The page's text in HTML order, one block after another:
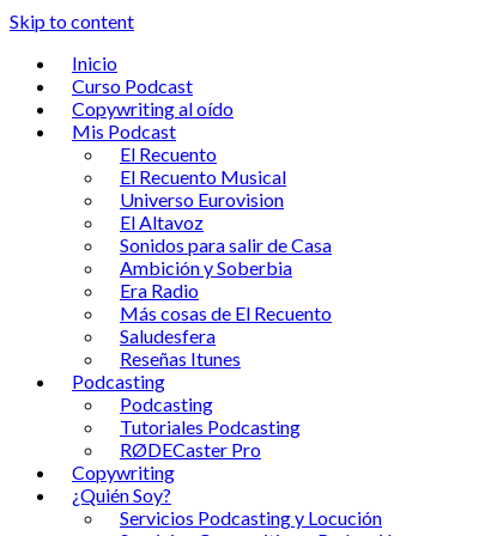
Skip to content
Inicio
Curso Podcast
Copywriting al oído
Mis Podcast
El Recuento
El Recuento Musical
Universo Eurovision
El Altavoz
Sonidos para salir de Casa
Ambición y Soberbia
Era Radio
Más cosas de El Recuento
Saludesfera
Reseñas Itunes
Podcasting
Podcasting
Tutoriales Podcasting
RØDECaster Pro
Copywriting
¿Quién Soy?
Servicios Podcasting y Locución